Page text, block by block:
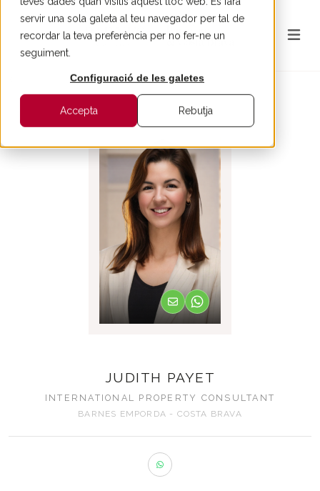
servir una sola galeta al teu navegador per tal de
recordar la teva preferència per no fer-ne un
seguiment.
Configuració de les galetes
Accepta Rebutja
JUDITH PAYET
INTERNATIONAL PROPERTY CONSULTANT
BARNES EMPORDA - COSTA BRAVA